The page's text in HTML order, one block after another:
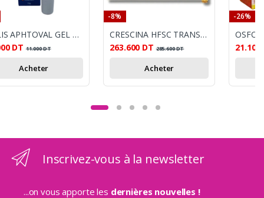
HOLIS APHTOVAL GEL POUR APHTES BUCCAUX 15G
DT 11.000DT
Acheter
-8%
CRESCINA HFSC TRANSDERMIQUE (REPOUSSE) 200 FEMME 20 AMPOULES
263.600 DT 285.600DT
Acheter
-26%
21.100
Inscrivez-vous à la newsletter
...on vous apporte les dernières nouvelles !